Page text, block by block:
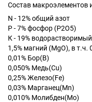
Состав макроэлементов
N - 12% общий азот
P - 7% фосфор (P2O5)
К - 19%
1,5% магний (MgO), в
0,01% Бор(B)
0,050% Медь(Cu)
0,25% Железо(Fe)
0,03% Марганец(Mn)
0,010% Молибден(Mo)